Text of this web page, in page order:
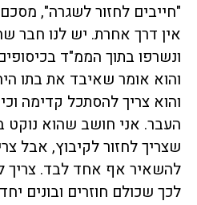
"חייבים לחזור לשגרה",
אין דרך אחרת. יש לנו חבר
ונשרפו בתוך הממ"ד
והוא אומר שאיבד את בתו
והוא צריך להסתכל קדימה
העבר. אני חושב שהוא נוקט
שצריך לחזור לקיבוץ, אבל
להשאיר אף אחד לבד. צריך
לכך שכולם חוזרים ובונים